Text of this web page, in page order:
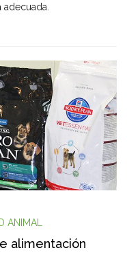
ANIMAL
alimentación